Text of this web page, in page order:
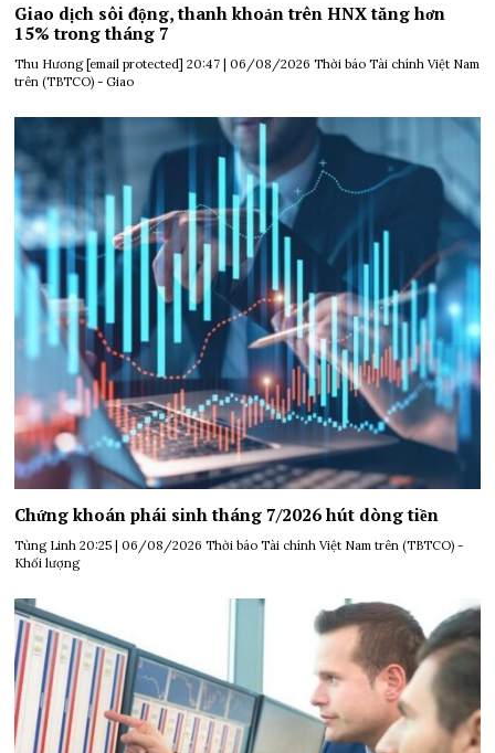
Giao dịch sôi động, thanh khoản trên HNX tăng hơn
15% trong tháng 7
Thu Hương [email protected] 20:47 | 06/08/2026 Thời báo Tài chính Việt Nam
trên (TBTCO) - Giao
Chứng khoán phái sinh tháng 7/2026 hút dòng tiền
Tùng Linh 20:25 | 06/08/2026 Thời báo Tài chính Việt Nam trên (TBTCO) -
Khối lượng